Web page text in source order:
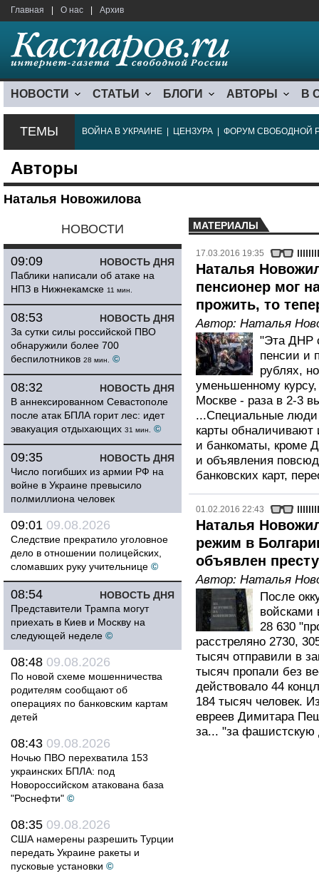
Главная О нас Архив
НОВОСТИ СТАТЬИ БЛОГИ АВТОРЫ В
ТЕМЫ ВОЙНА В УКРАИНЕ ЦЕНЗУРА ФОРУМ СВОБОДНОЙ
Авторы
Наталья Новожилова
НОВОСТИ
НОВОСТЬ ДНЯ
09:09
Паблики написали об атаке на
НПЗ в Нижнекамске 11 мин.
НОВОСТЬ ДНЯ
08:53
За сутки силы российской ПВО
обнаружили более 700
беспилотников 28 мин. ©
НОВОСТЬ ДНЯ
08:32
В аннексированном Севастополе
после атак БПЛА горит лес: идет
эвакуация отдыхающих 31 мин. ©
НОВОСТЬ ДНЯ
09:35
Число погибших из армии РФ на
войне в Украине превысило
полмиллиона человек
09:01 09.08.2026
Следствие прекратило уголовное
дело в отношении полицейских,
сломавших руку учительнице ©
НОВОСТЬ ДНЯ
08:54
Представители Трампа могут
приехать в Киев и Москву на
следующей неделе ©
08:48 09.08.2026
По новой схеме мошенничества
родителям сообщают об
операциях по банковским картам
детей
08:43 09.08.2026
Ночью ПВО перехватила 153
украинских БПЛА: под
Новороссийском атакована база
"Роснефти" ©
08:35 09.08.2026
США намерены разрешить Турции
передать Украине ракеты и
пусковые установки ©
МАТЕРИАЛЫ
17.03.2016 19:35
Наталья
пенсионер мог
прожить, то
Автор: Наталья
"Эта ДНР
пенсии и
рублях,
уменьшенному
Москве - раза в 2-3
...Специальные люди
карты обналичивают
и банкоматы, кроме
и объявления
банковских карт,
01.02.2016 22:43
Наталья
режим в
объявлен
Автор: Наталья
После
войсками
28 630
расстреляно 2730,
тысяч отправили в
тысяч пропали без
действовало 44
184 тысяч человек.
евреев Димитара
за... "за фашистскую